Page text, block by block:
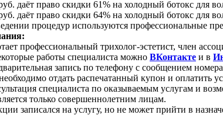
даёт право скидки 61% на холодный ботокс для
даёт право скидки 64% на холодный ботокс для
процедур используются профессиональные
профессиональный трихолог-эстетист, член
работы специалиста можно ВКонтакте и в
запись по телефону с сообщением
отдать распечатанный купон и оплатить
специалиста по оказываемым услугам и
только совершеннолетним лицам.
записался на услугу, но не может прийти в